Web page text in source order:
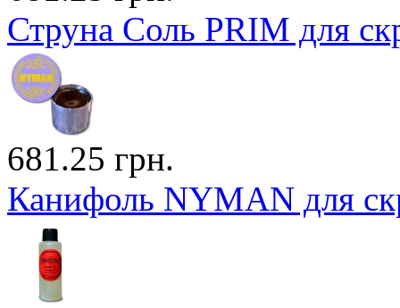
Струна Соль PRIM для
681.25 грн.
Канифоль NYMAN для